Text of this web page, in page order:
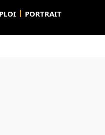
PORTRAIT